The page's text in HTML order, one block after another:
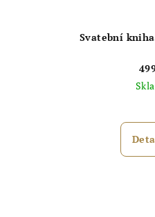
Svatební